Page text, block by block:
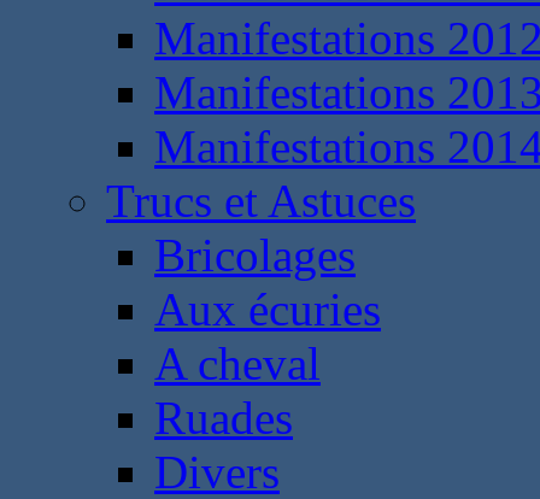
Manifestations
Manifestations
Manifestations
Trucs et Astuces
Bricolages
Aux écuries
A cheval
Ruades
Divers